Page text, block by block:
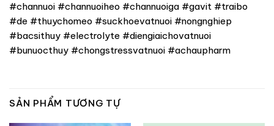
#channuoi #channuoiheo #channuoiga #gavit #traibo
#de #thuychomeo #suckhoevatnuoi #nongnghiep
#bacsithuy #electrolyte #diengiaichovatnuoi
#bunuocthuy #chongstressvatnuoi #achaupharm
SẢN PHẨM TƯƠNG TỰ